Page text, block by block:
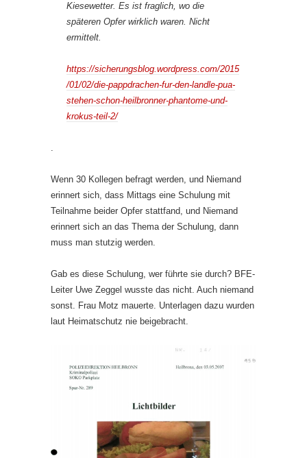
Kiesewetter. Es ist fraglich, wo die
späteren Opfer wirklich waren. Nicht
ermittelt.
https://sicherungsblog.wordpress.com/2015
/01/02/die-pappdrachen-fur-den-landle-pua-
stehen-schon-heilbronner-phantome-und-
krokus-teil-2/
Wenn 30 Kollegen befragt werden, und Niemand
erinnert sich, dass Mittags eine Schulung mit
Teilnahme beider Opfer stattfand, und Niemand
erinnert sich an das Thema der Schulung, dann
muss man stutzig werden.
Gab es diese Schulung, wer führte sie durch? BFE-
Leiter Uwe Zeggel wusste das nicht. Auch niemand
sonst. Frau Motz mauerte. Unterlagen dazu wurden
laut Heimatschutz nie beigebracht.